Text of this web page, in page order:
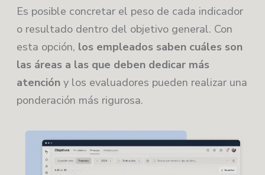
Es posible concretar el peso de cada indicador
o resultado dentro del objetivo general. Con
esta opción, los empleados saben cuáles son
las áreas a las que deben dedicar más
atencióny los evaluadores pueden realizar una
ponderación más rigurosa.